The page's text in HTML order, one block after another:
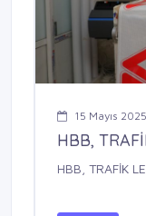
15 Mayıs
HBB,
HBB, TRAFİK